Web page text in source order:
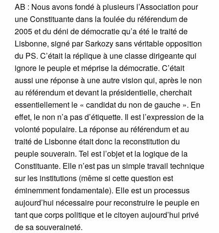
AB : Nous avons fondé à plusieurs l’Association pour
une Constituante dans la foulée du référendum de
2005 et du déni de démocratie qu’a été le traité de
Lisbonne, signé par Sarkozy sans véritable opposition
du PS. C’était la réplique à une classe dirigeante qui
ignore le peuple et méprise la démocratie. C’était
aussi une réponse à une autre vision qui, après le non
au référendum et devant la présidentielle, cherchait
essentiellement le « candidat du non de gauche ». En
effet, le non n’a pas d’étiquette. Il est l’expression de la
volonté populaire. La réponse au référendum et au
traité de Lisbonne était donc la reconstitution du
peuple souverain. Tel est l’objet et la logique de la
Constituante. Elle n’est pas un simple travail technique
sur les institutions (même si cette question est
éminemment fondamentale). Elle est un processus
aujourd’hui nécessaire pour reconstruire le peuple en
tant que corps politique et le citoyen aujourd’hui privé
de sa souveraineté.